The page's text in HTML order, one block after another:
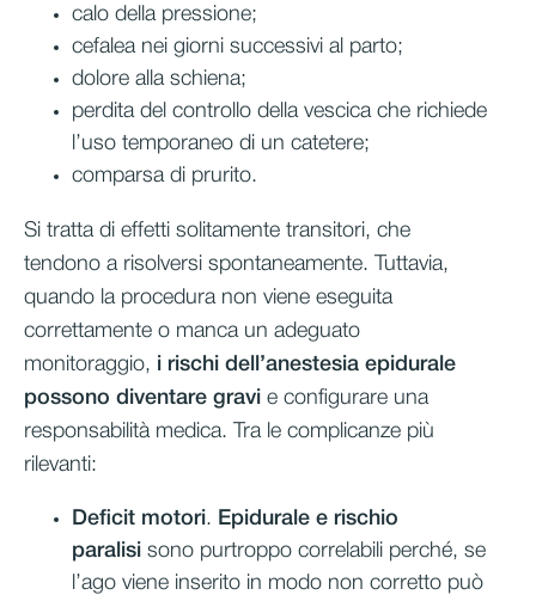
calo della pressione;
cefalea nei giorni successivi al parto;
dolore alla schiena;
perdita del controllo della vescica che richiede
l’uso temporaneo di un catetere;
comparsa di prurito.
Si tratta di effetti solitamente transitori, che
tendono a risolversi spontaneamente. Tuttavia,
quando la procedura non viene eseguita
correttamente o manca un adeguato
monitoraggio, i rischi dell’anestesia epidurale
possono diventare gravi e configurare una
responsabilità medica. Tra le complicanze più
rilevanti:
Deficit motori. Epidurale e rischio
paralisi sono purtroppo correlabili perché, se
l’ago viene inserito in modo non corretto può